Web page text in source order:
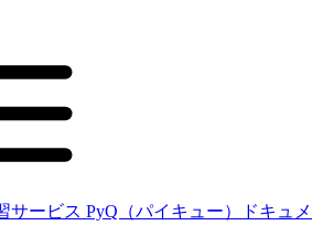
サービス PyQ（パイキュー）ドキュメ